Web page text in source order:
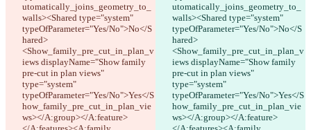
utomatically_joins_geometry_to_
walls><Shared type="system"
typeOfParameter="Yes/No">No</S
hared>
<Show_family_pre_cut_in_plan_v
iews displayName="Show family
pre-cut in plan views"
type="system"
typeOfParameter="Yes/No">Yes</S
how_family_pre_cut_in_plan_vie
ws></A:group></A:feature>
utomatically_joins_geometry_to_
walls><Shared type="system"
typeOfParameter="Yes/No">No</S
hared>
<Show_family_pre_cut_in_plan_v
iews displayName="Show family
pre-cut in plan views"
type="system"
typeOfParameter="Yes/No">Yes</S
how_family_pre_cut_in_plan_vie
ws></A:group></A:feature>